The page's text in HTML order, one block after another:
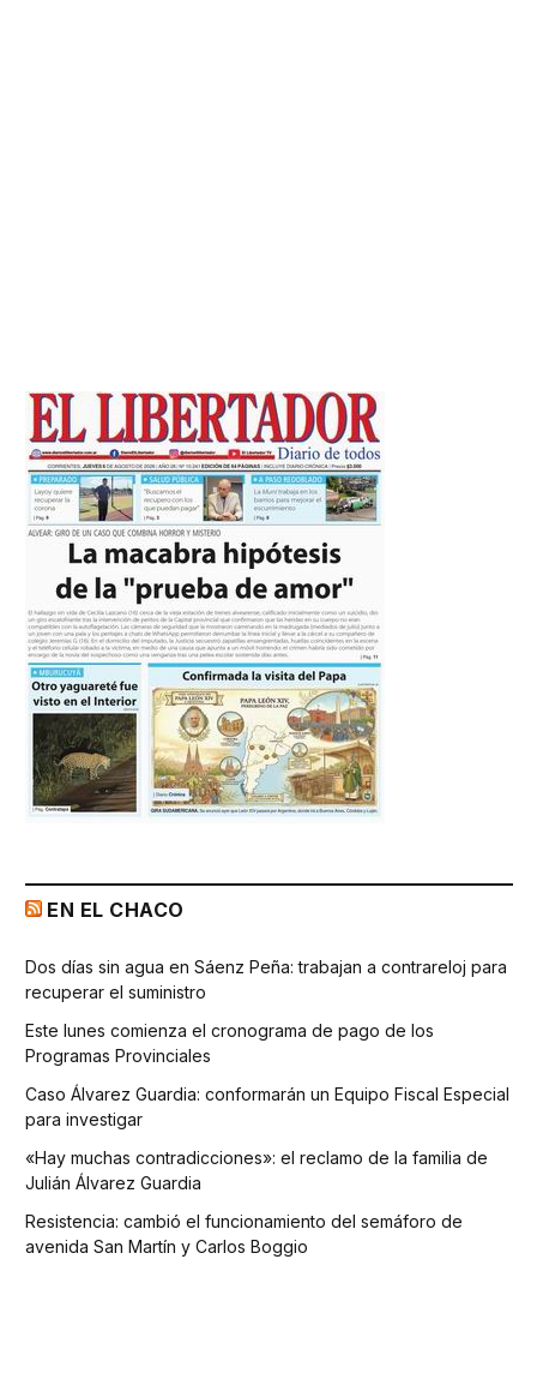
EN EL CHACO
Dos días sin agua en Sáenz Peña: trabajan a contrareloj para
recuperar el suministro
Este lunes comienza el cronograma de pago de los
Programas Provinciales
Caso Álvarez Guardia: conformarán un Equipo Fiscal Especial
para investigar
«Hay muchas contradicciones»: el reclamo de la familia de
Julián Álvarez Guardia
Resistencia: cambió el funcionamiento del semáforo de
avenida San Martín y Carlos Boggio